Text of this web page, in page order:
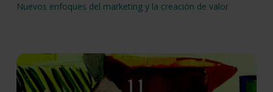
Nuevos enfoques del marketing y la creación de valor